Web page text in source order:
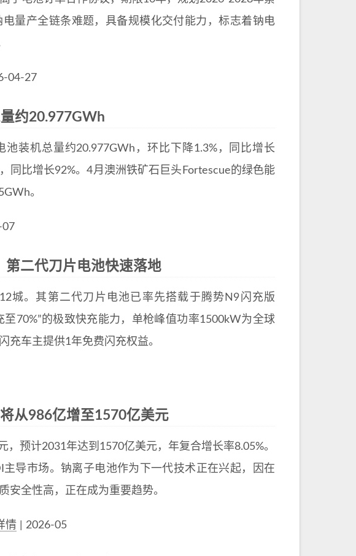
量产全链条难题，具备规模化交付能力，标志着钠电
04-27
约20.977GWh
装机总量约20.977GWh，环比下降1.3%，同比增长
同比增长92%。4月澳洲铁矿石巨头Fortescue的绿色能
。
07
第二代刀片电池快速落地
城。其第二代刀片电池已率先搭载于腾势N9闪充版
至70%”的极致快充能力，单枪峰值功率1500kW为全球
充车主提供1年免费闪充权益。
从986亿增至1570亿美元
预计2031年达到1570亿美元，年复合增长率8.05%。
导市场。钠离子电池作为下一代技术正在兴起，因在
安全性高，正在成为重要趋势。
情 | 2026-05